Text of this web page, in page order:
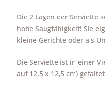
Die 2 Lagen der Serviette
hohe Saugfähigkeit! Sie
kleine Gerichte oder als
Die Serviette ist in einer
auf 12,5 x 12,5 cm)